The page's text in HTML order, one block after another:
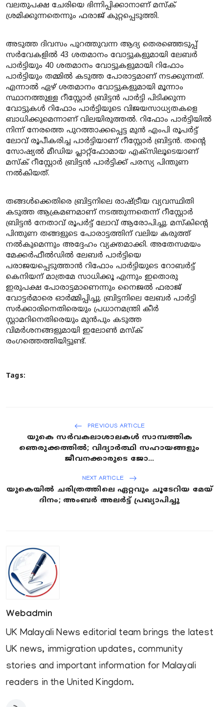
വലതുപക്ഷ ചേരിയെ ഭിന്നിപ്പിക്കാനാണ് മസ്ക്
ശ്രമിക്കുന്നതെന്നും ഫരാജ് കുറ്റപ്പെടുത്തി.
അടുത്ത ദിവസം പുറത്തുവന്ന ആദ്യ തെരഞ്ഞെടുപ്പ്
സർവേകളിൽ 43 ശതമാനം വോട്ടുകളുമായി ലേബർ
പാർട്ടിയും 40 ശതമാനം വോട്ടുകളുമായി റിഫോം
പാർട്ടിയും തമ്മിൽ കടുത്ത പോരാട്ടമാണ് നടക്കുന്നത്.
എന്നാൽ ഏഴ് ശതമാനം വോട്ടുകളുമായി മൂന്നാം
സ്ഥാനത്തുള്ള റീസ്റ്റോർ ബ്രിട്ടൻ പാർട്ടി പിടിക്കുന്ന
വോട്ടുകൾ റിഫോം പാർട്ടിയുടെ വിജയസാധ്യതകളെ
ബാധിക്കുമെന്നാണ് വിലയിരുത്തൽ. റിഫോം പാർട്ടിയിൽ
നിന്ന് നേരത്തെ പുറത്താക്കപ്പെട്ട മുൻ എംപി രൂപർട്ട്
ലോവ് രൂപീകരിച്ച പാർട്ടിയാണ് റീസ്റ്റോർ ബ്രിട്ടൻ. തന്റെ
സോഷ്യൽ മീഡിയ പ്ലാറ്റ്‌ഫോമായ എക്സിലൂടെയാണ്
മസ്ക് റീസ്റ്റോർ ബ്രിട്ടൻ പാർട്ടിക്ക് പരസ്യ പിന്തുണ
നൽകിയത്.
തങ്ങൾക്കെതിരെ ബ്രിട്ടനിലെ രാഷ്ട്രീയ വ്യവസ്ഥിതി
കടുത്ത ആക്രമണമാണ് നടത്തുന്നതെന്ന് റീസ്റ്റോർ
ബ്രിട്ടൻ നേതാവ് രൂപർട്ട് ലോവ് ആരോപിച്ചു. മസ്കിന്റെ
പിന്തുണ തങ്ങളുടെ പോരാട്ടത്തിന് വലിയ കരുത്ത്
നൽകുമെന്നും അദ്ദേഹം വ്യക്തമാക്കി. അതേസമയം
മേക്കർഫീൽഡിൽ ലേബർ പാർട്ടിയെ
പരാജയപ്പെടുത്താൻ റിഫോം പാർട്ടിയുടെ റോബർട്ട്
കെനിയന് മാത്രമേ സാധിക്കൂ എന്നും ഇതൊരു
ഇരുപക്ഷ പോരാട്ടമാണെന്നും നൈജൽ ഫരാജ്
വോട്ടർമാരെ ഓർമ്മിപ്പിച്ചു. ബ്രിട്ടനിലെ ലേബർ പാർട്ടി
സർക്കാരിനെതിരെയും പ്രധാനമന്ത്രി കീർ
സ്റ്റാമറിനെതിരെയും മുൻപും കടുത്ത
വിമർശനങ്ങളുമായി ഇലോൺ മസ്ക്
രംഗത്തെത്തിയിട്ടുണ്ട്.
Tags:
PREVIOUS ARTICLE
യുകെ സർവകലാശാലകൾ സാമ്പത്തിക
ഞെരുക്കത്തിൽ; വിദ്യാർത്ഥി സഹായങ്ങളും
ജീവനക്കാരുടെ ജോ...
NEXT ARTICLE
യുകെയിൽ ചരിത്രത്തിലെ ഏറ്റവും ചൂടേറിയ മേയ്
ദിനം; അംബർ അലർട്ട് പ്രഖ്യാപിച്ചു
Webadmin
UK Malayali News editorial team brings the latest
UK news, immigration updates, community
stories and important information for Malayali
readers in the United Kingdom.